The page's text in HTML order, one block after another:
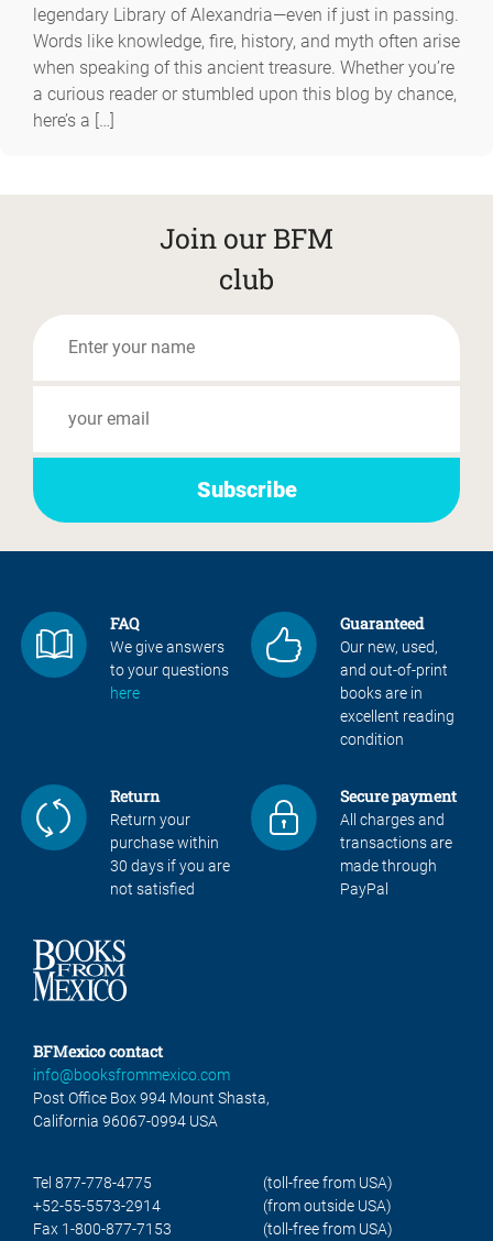
legendary Library of Alexandria—even if just in passing.
Words like knowledge, fire, history, and myth often arise
when speaking of this ancient treasure. Whether you’re
a curious reader or stumbled upon this blog by chance,
here’s a […]
Join our BFM
club
FAQ
We give answers
to your questions
here
Guaranteed
Our new, used,
and out-of-print
books are in
excellent reading
condition
Return
Return your
purchase within
30 days if you are
not satisfied
Secure payment
All charges and
transactions are
made through
PayPal
BFMexico contact
info@booksfrommexico.com
Post Office Box 994 Mount Shasta,
California 96067-0994 USA
Tel 877-778-4775
(toll-free from USA)
+52-55-5573-2914
(from outside USA)
Fax 1-800-877-7153
(toll-free from USA)